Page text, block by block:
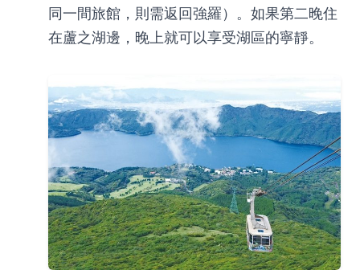
同一間旅館，則需返回強羅）。如果第二晚住
在蘆之湖邊，晚上就可以享受湖區的寧靜。